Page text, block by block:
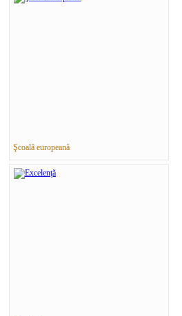
Şcoală europeană